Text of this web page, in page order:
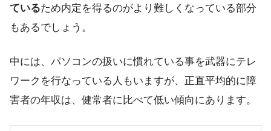
ているため内定を得るのがより難しくなっている部分
もあるでしょう。
中には、パソコンの扱いに慣れている事を武器にテレ
ワークを行なっている人もいますが、正直平均的に障
害者の年収は、健常者に比べて低い傾向にあります。